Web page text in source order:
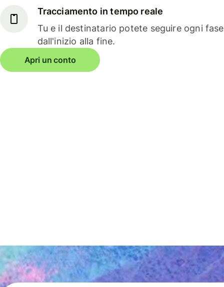
Tracciamento in tempo reale
Tu e il destinatario potete seguire ogni
dall'inizio alla fine.
Apri un conto